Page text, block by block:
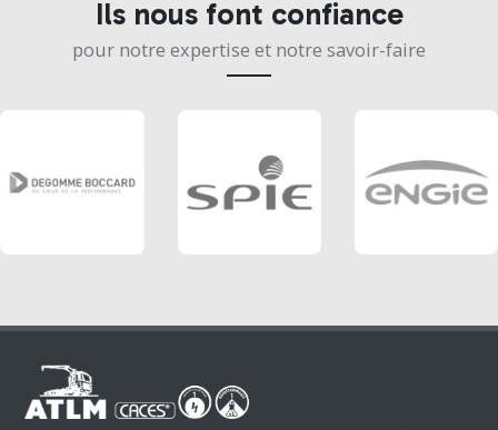
Ils nous font confiance
pour notre expertise et notre savoir-faire